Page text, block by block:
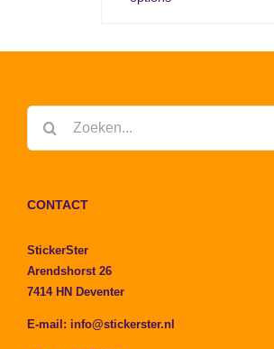
naar:
CONTACT
StickerSter
Arendshorst 26
7414 HN Deventer
E-mail: info@stickerster.nl